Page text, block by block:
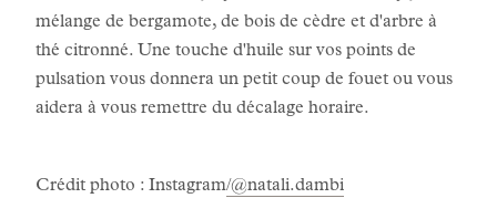
mélange de bergamote, de bois de cèdre et d'arbre à
thé citronné. Une touche d'huile sur vos points de
pulsation vous donnera un petit coup de fouet ou vous
aidera à vous remettre du décalage horaire.
Crédit photo : Instagram/@natali.dambi